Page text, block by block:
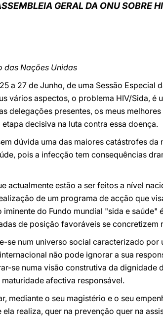
GERAL DA ONU SOBRE
das Nações Unidas
a 27 de Junho, de uma Sessão Especial
vários aspectos, o problema HIV/Sida, é
delegações presentes, os meus
decisiva na luta contra essa doença.
dúvida uma das maiores catástrofes
pois a infecção tem consequências
actualmente estão a ser feitos a nível
de um programa de acção que
do Fundo mundial "sida e
de posição favoráveis se
se num universo social caracterizado por
não pode ignorar a sua
se numa visão construtiva da dignidade
afectiva responsável.
mediante o seu magistério e o seu
realiza, quer na prevenção quer na